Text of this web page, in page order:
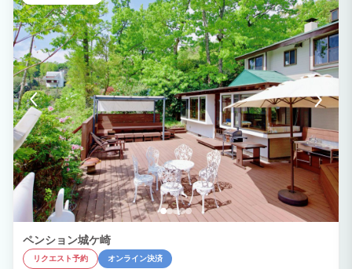
ペンション城ケ崎
リクエスト予約 オンライン決済